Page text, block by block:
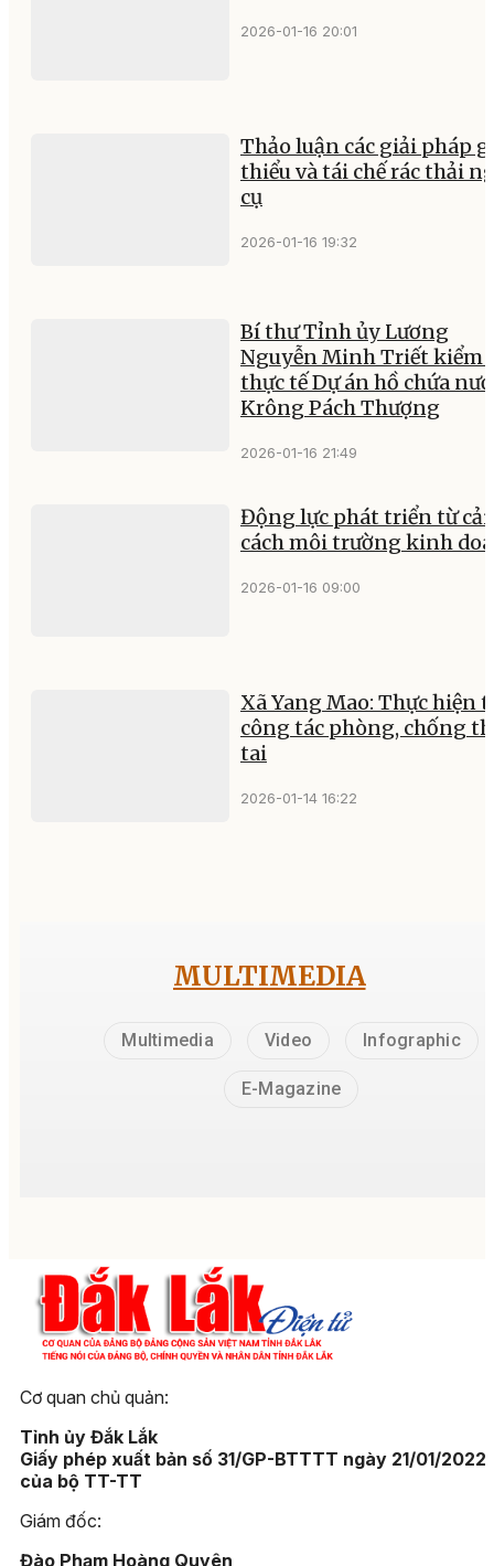
2026-01-16 20:01
Thảo luận các giải pháp
thiểu và tái chế rác thải
cụ
2026-01-16 19:32
Bí thư Tỉnh ủy Lương
Nguyễn Minh Triết kiểm
thực tế Dự án hồ chứa
Krông Pách Thượng
2026-01-16 21:49
Động lực phát triển từ cải
cách môi trường kinh
2026-01-16 09:00
Xã Yang Mao: Thực hiện
công tác phòng, chống
tai
2026-01-14 16:22
MULTIMEDIA
Multimedia Video Infographic
E-Magazine
Cơ quan chủ quản:
Tỉnh ủy Đắk Lắk
Giấy phép xuất bản số 31/GP-BTTTT ngày 21/01/2022
của bộ TT-TT
Giám đốc:
Đào Phạm Hoàng Quyên